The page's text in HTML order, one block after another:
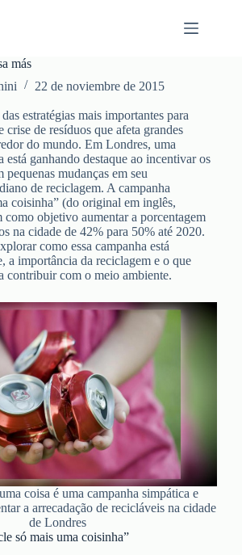
más
22 de noviembre de 2015
estratégias mais importantes para
crise de resíduos que afeta grandes
do mundo. Em Londres, uma
está ganhando destaque ao incentivar os
pequenas mudanças em seu
de reciclagem. A campanha
coisinha” (do original em inglês,
como objetivo aumentar a porcentagem
na cidade de 42% para 50% até 2020.
como essa campanha está
a importância da reciclagem e o que
contribuir com o meio ambiente.
coisa é uma campanha simpática e
a arrecadação de recicláveis na cidade
de Londres
só mais uma coisinha”